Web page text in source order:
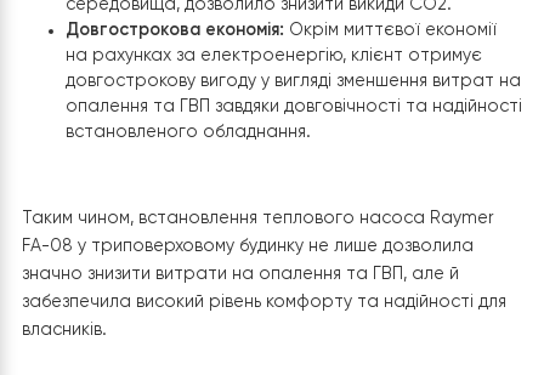
всьому будинку, створюючи комфортні умови для
проживання на всіх поверхах.
Надійність системи:Завдяки використанню
обладнання та відсікачів перенапруги, система
опалення вийшла надійною та вимагає